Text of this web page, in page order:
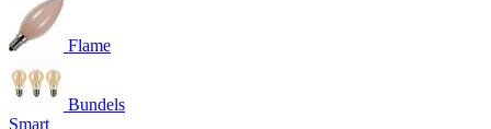
Flame
Bundels
Smart